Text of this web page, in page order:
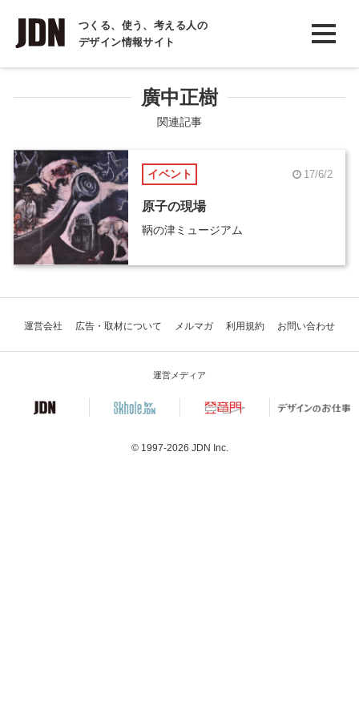
つくる、使う、考える人の
デザイン情報サイト
INTERVIEW
インタビュー
COLUMN
コラム
廣中正樹
関連記事
イベント 17/6/2
原子の現場
鞆の津ミュージアム
運営会社 広告・取材について メルマガ 利用規約 お問い合わせ
運営メディア
© 1997-2026 JDN Inc.